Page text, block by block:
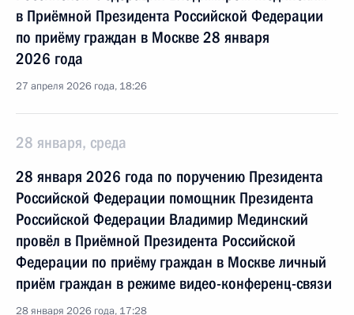
в Приёмной Президента Российской Федерации
по приёму граждан в Москве 28 января
2026 года
27 апреля 2026 года, 18:26
28 января, среда
28 января 2026 года по поручению Президента
Российской Федерации помощник Президента
Российской Федерации Владимир Мединский
провёл в Приёмной Президента Российской
Федерации по приёму граждан в Москве личный
приём граждан в режиме видео-конференц-связи
28 января 2026 года, 17:28